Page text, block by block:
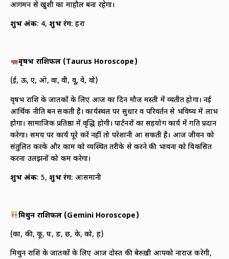
आगमन से खुशी का माहौल बना रहेगा।
शुभ अंक: 4,शुभ रंग: हरा
वृषभ राशिफल (Taurus Horoscope)
(ई, ऊ, ए, ओ, वा, वी, वू, वे, वो)
वृषभ राशि के जातकों के लिए आज का दिन मौज मस्ती में व्यतीत होगा। नई
आर्थिक नीति बन सकती है। कार्यस्थल पर सुधार व परिवर्तन से भविष्य में लाभ
होगा। सामाजिक प्रतिष्ठा में वृद्धि होगी। पार्टनरों का सहयोग कार्य में गति प्रदान
करेगा। समय पर कार्य पूरे करें नहीं तो परेशानी आ सकती है। आज जीवन को
संतुलित करके और काम को व्यस्थित तरीके से करने की भावना को विकसित
करना उलझनों को कम करेगा।
शुभ अंक: 5,शुभ रंग: आसमानी
मिथुन राशिफल (Gemini Horoscope)
(का, की, कू, घ, ङ, छ, के, को, ह)
मिथुन राशि के जातकों के लिए आज दोस्त की बेरुख़ी आपको नाराज़ करेगी,